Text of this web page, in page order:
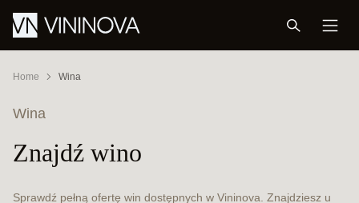
Home Wina
Wina
Znajdź wino
Sprawdź pełną ofertę win dostępnych w Vininova. Znajdziesz u